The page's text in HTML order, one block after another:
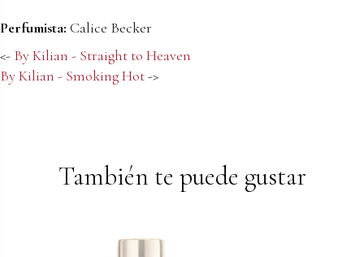
Perfumista: Calice Becker
<- By Kilian - Straight to Heaven
By Kilian - Smoking Hot->
También te puede gustar